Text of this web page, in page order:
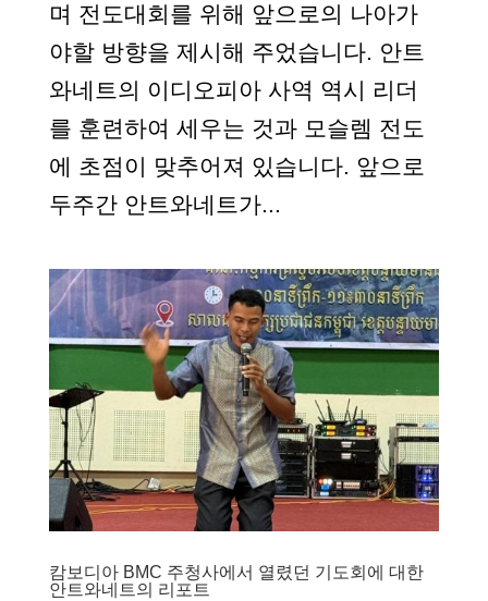
며 전도대회를 위해 앞으로의 나아가
야할 방향을 제시해 주었습니다. 안트
와네트의 이디오피아 사역 역시 리더
를 훈련하여 세우는 것과 모슬렘 전도
에 초점이 맞추어져 있습니다. 앞으로
두주간 안트와네트가...
캄보디아 BMC 주청사에서 열렸던 기도회에 대한
안트와네트의 리포트